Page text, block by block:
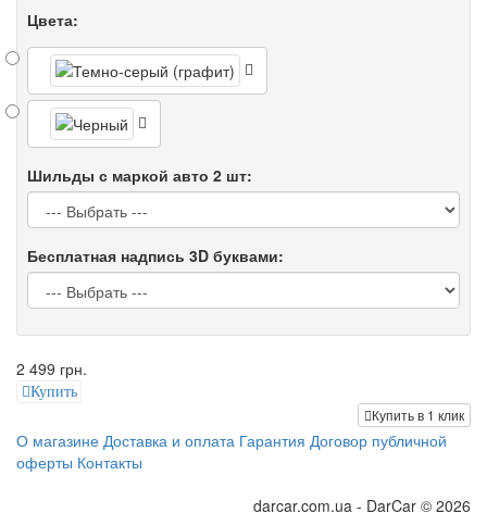
Цвета:
Шильды с маркой авто 2 шт:
Бесплатная надпись 3D буквами:
2 499 грн.
Купить
Купить в 1 клик
О магазине Доставка и оплата Гарантия Договор публичной
оферты Контакты
darcar.com.ua - DarCar © 2026